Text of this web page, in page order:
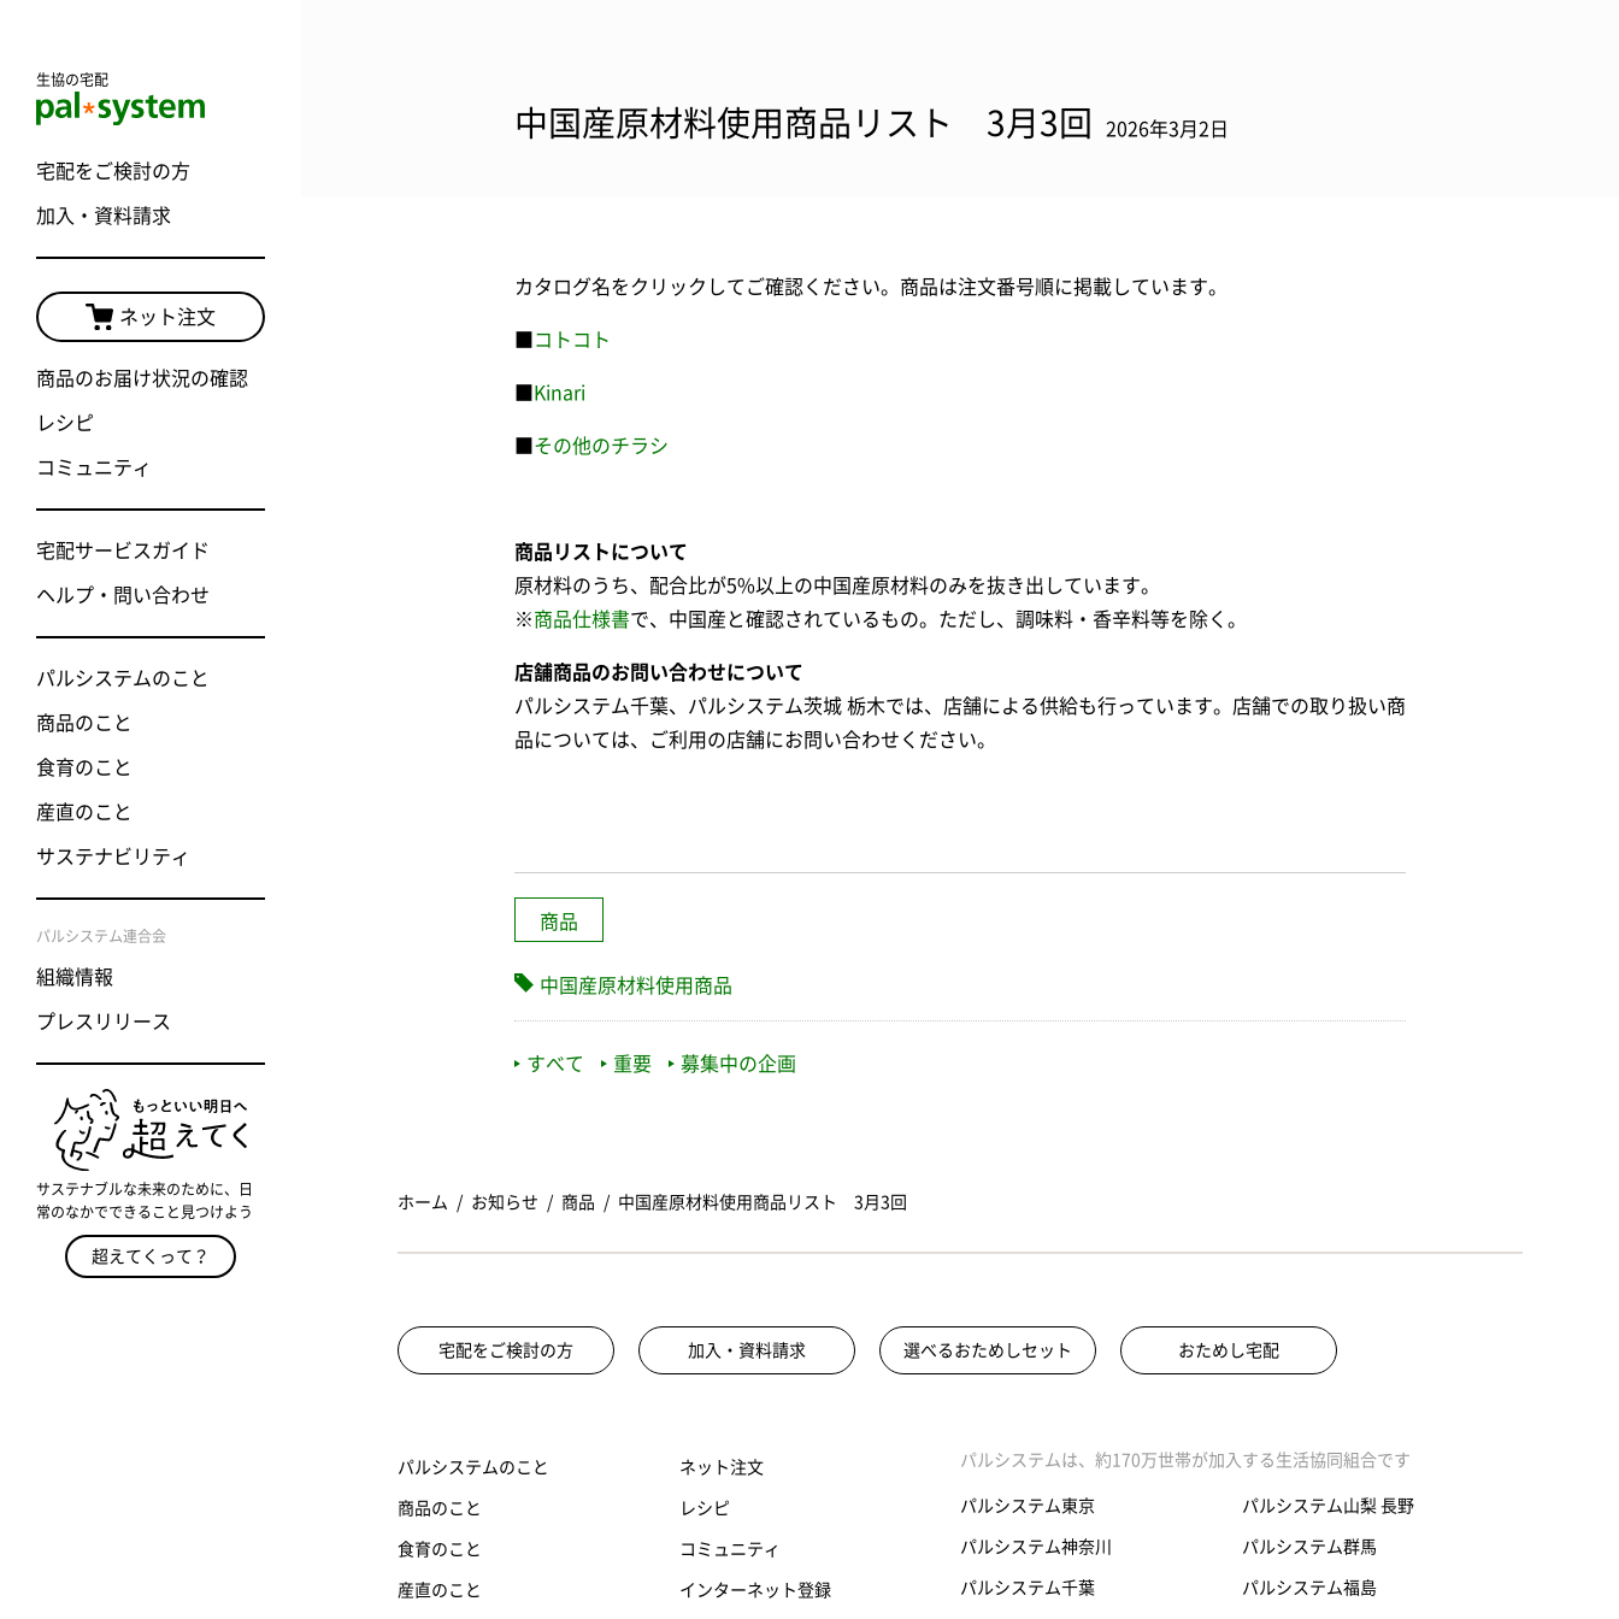
生協の宅配
宅配をご検討の方
加入・資料請求
ネット注文
商品のお届け状況の確認
レシピ
コミュニティ
宅配サービスガイド
ヘルプ・問い合わせ
パルシステムのこと
商品のこと
食育のこと
産直のこと
サステナビリティ
パルシステム連合会
組織情報
プレスリリース
サステナブルな未来のために、日
常のなかでできること見つけよう
超えてくって？
中国産原材料使用商品リスト 3月3回 2026年3月2日
カタログ名をクリックしてご確認ください。商品は注文番号順に掲載しています。
コトコト
Kinari
その他のチラシ
商品リストについて
原材料のうち、配合比が5%以上の中国産原材料のみを抜き出しています。
※商品仕様書で、中国産と確認されているもの。ただし、調味料・香辛料等を除く。
店舗商品のお問い合わせについて
パルシステム千葉、パルシステム茨城 栃木では、店舗による供給も行っています。店舗での取り扱い商
品については、ご利用の店舗にお問い合わせください。
商品
中国産原材料使用商品
すべて 重要 募集中の企画
ホーム お知らせ 商品 中国産原材料使用商品リスト 3月3回
宅配をご検討の方 加入・資料請求 選べるおためしセット おためし宅配
パルシステムのこと
商品のこと
食育のこと
産直のこと
ネット注文
レシピ
コミュニティ
インターネット登録
パルシステムは、約170万世帯が加入する生活協同組合です
パルシステム東京
パルシステム神奈川
パルシステム千葉
パルシステム山梨 長野
パルシステム群馬
パルシステム福島